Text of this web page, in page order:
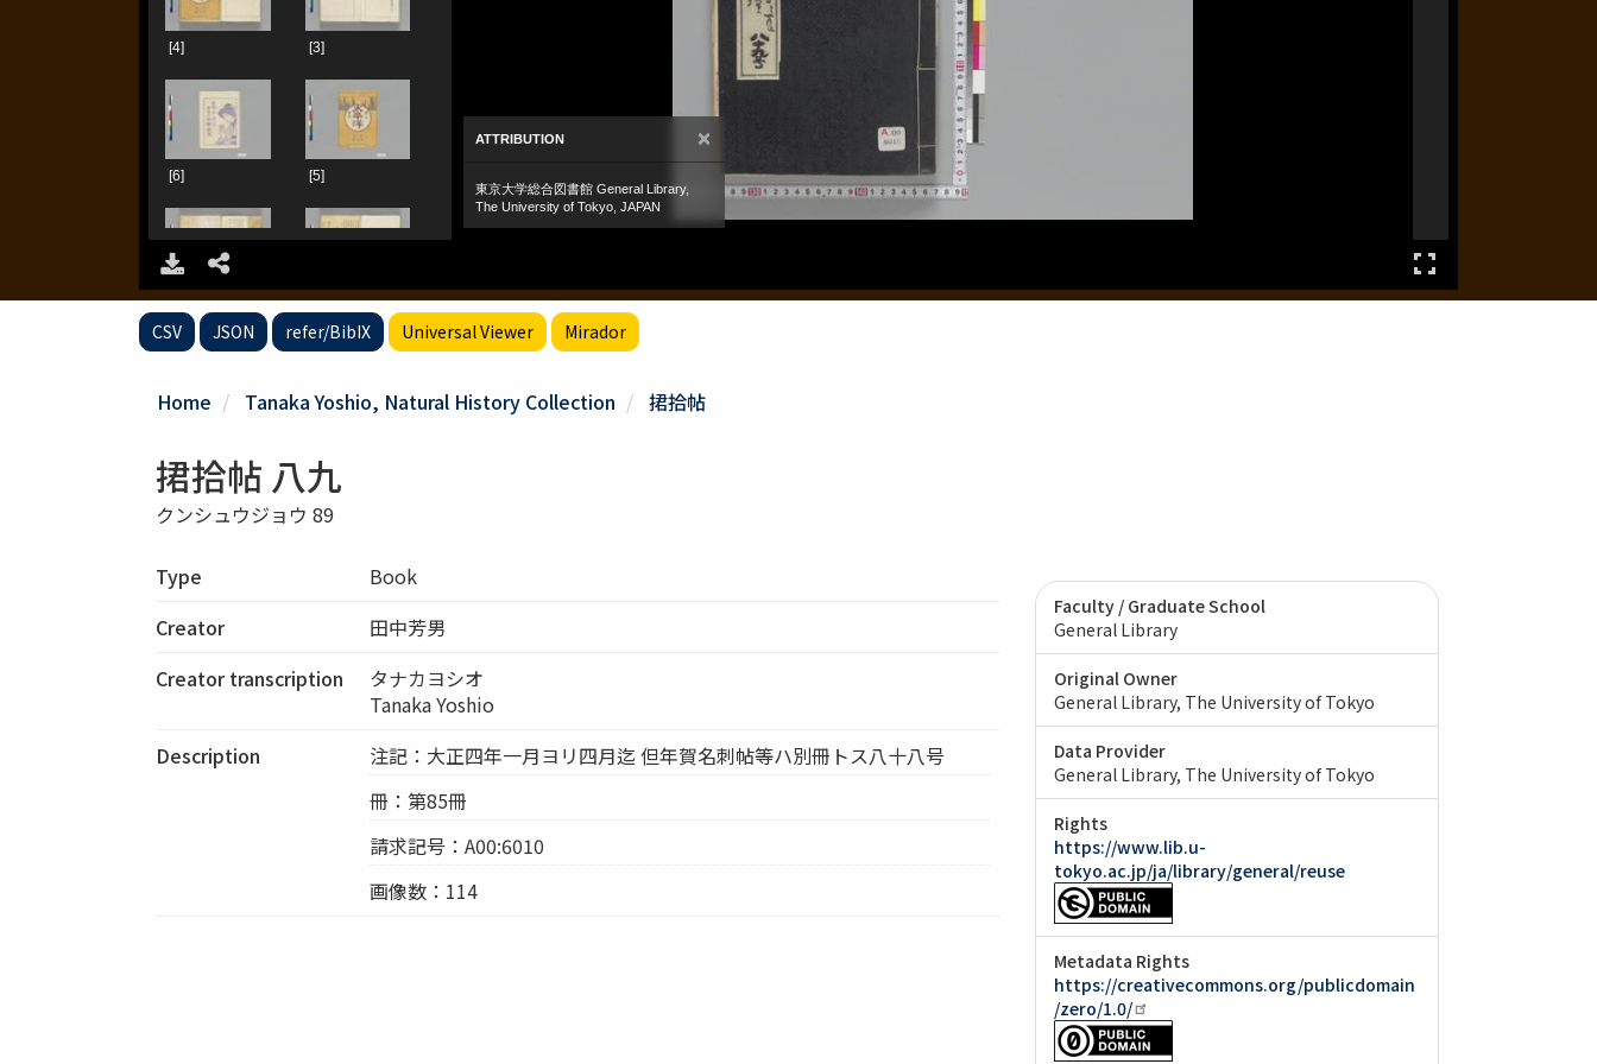
CSV JSON refer/BibIX Universal Viewer Mirador
Home Tanaka Yoshio, Natural History Collection 捃拾帖
捃拾帖 八九
クンシュウジョウ 89
Type
Book
Creator
田中芳男
Creator transcription
タナカヨシオ
Tanaka Yoshio
Description
注記：大正四年一月ヨリ四月迄 但年賀名刺帖等ハ別冊トス八十八号
冊：第85冊
請求記号：A00:6010
画像数：114
Faculty / Graduate School
General Library
Original Owner
General Library, The University of Tokyo
Data Provider
General Library, The University of Tokyo
Rights
https://www.lib.u-
tokyo.ac.jp/ja/library/general/reuse
Metadata Rights
https://creativecommons.org/publicdomain
/zero/1.0/